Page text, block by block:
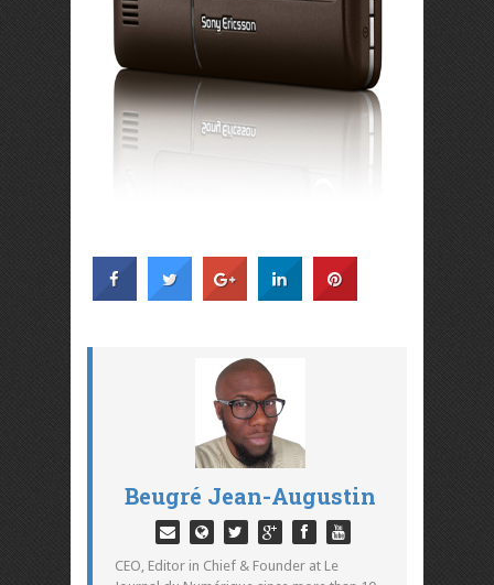
Beugré Jean-Augustin
CEO, Editor in Chief & Founder at Le